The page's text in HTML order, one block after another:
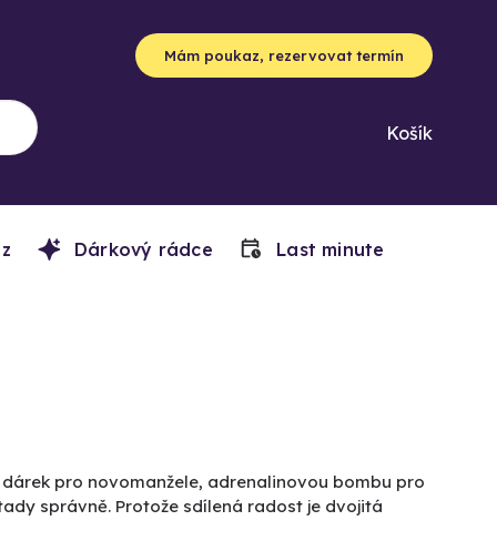
Mám poukaz, rezervovat termín
Košík
Dárkový rádce Last minute
pro novomanžele, adrenalinovou bombu pro
správně. Protože sdílená radost je dvojitá